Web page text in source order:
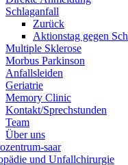
Schlaganfall
Zurück
Aktionstag gegen
Multiple Sklerose
Morbus Parkinson
Anfallsleiden
Geriatrie
Memory Clinic
Kontakt/Sprechstunden
Team
Über uns
saar
und Unfallchirurgie